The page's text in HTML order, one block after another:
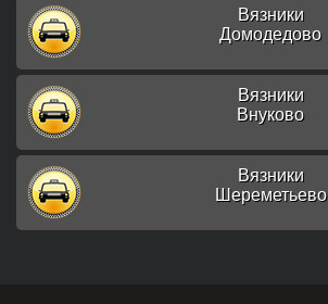
Вязники
Домодедово
Вязники
Внуково
Вязники
Шереметьево